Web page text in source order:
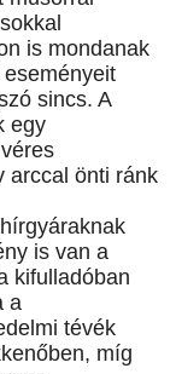
is mondanak
sincs. A
egy
arccal önti ránk
is van a
kifulladóban
a
tévék
míg